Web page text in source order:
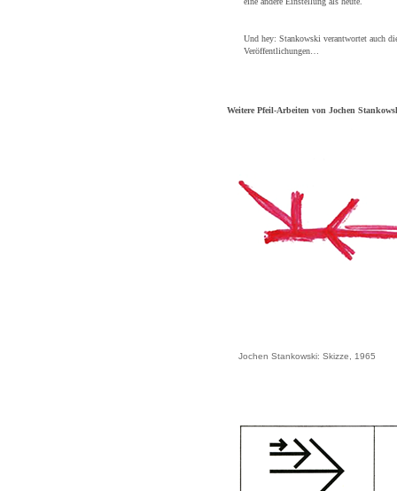
Und hey: Stankowski verantwortet auch
Veröffentlichungen…
Weitere Pfeil-Arbeiten von Jochen
Jochen Stankowski: Skizze, 1965